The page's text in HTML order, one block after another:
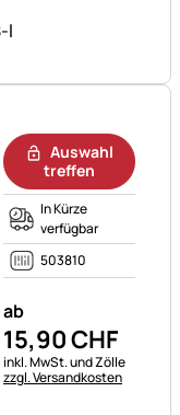
Auswahl
treffen
In Kürze
verfügbar
503810
ab
15,90CHF
Steuerhinweis:
inkl. MwSt. und Zölle
zzgl. Versandkosten